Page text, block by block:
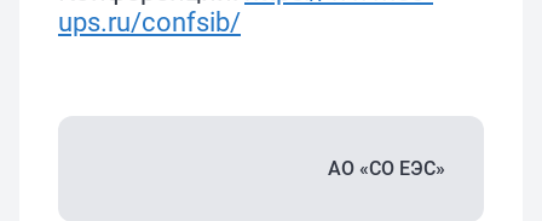
ups.ru/confsib/
АО «СО ЕЭС»